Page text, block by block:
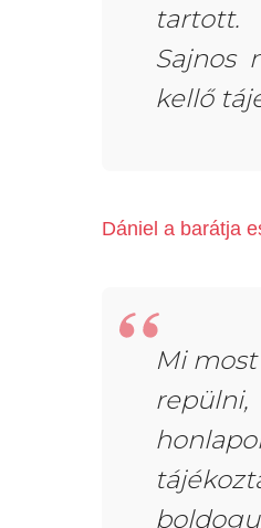
tartott.
Sajnos
kellő
Dániel a barátja
Mi